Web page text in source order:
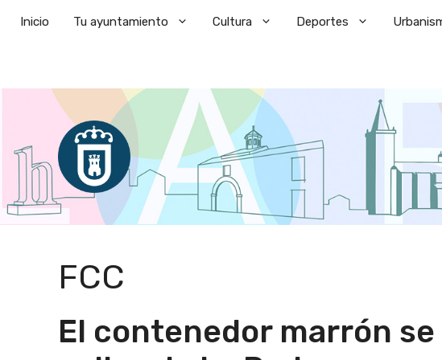
Inicio Tu ayuntamiento Cultura Deportes
FCC
El contenedor marrón